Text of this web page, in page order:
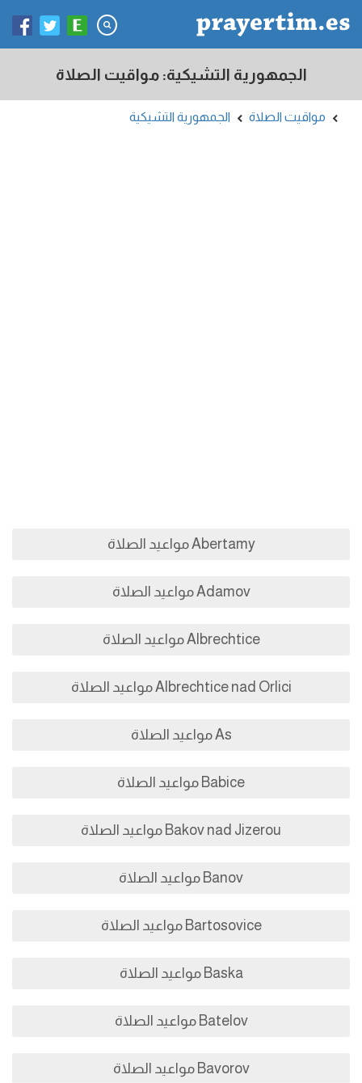
الجمهورية التشيكية: مواقيت الصلاة
مواقيت الصلاة الجمهورية التشيكية
Abertamy مواعيد الصلاة
Adamov مواعيد الصلاة
Albrechtice مواعيد الصلاة
Albrechtice nad Orlici مواعيد الصلاة
As مواعيد الصلاة
Babice مواعيد الصلاة
Bakov nad Jizerou مواعيد الصلاة
Banov مواعيد الصلاة
Bartosovice مواعيد الصلاة
Baska مواعيد الصلاة
Batelov مواعيد الصلاة
Bavorov مواعيد الصلاة